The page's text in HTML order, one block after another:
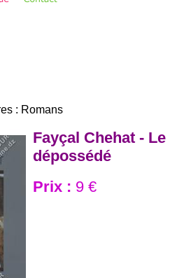
: Romans
Fayçal Chehat - Le
dépossédé
Prix : 9 €